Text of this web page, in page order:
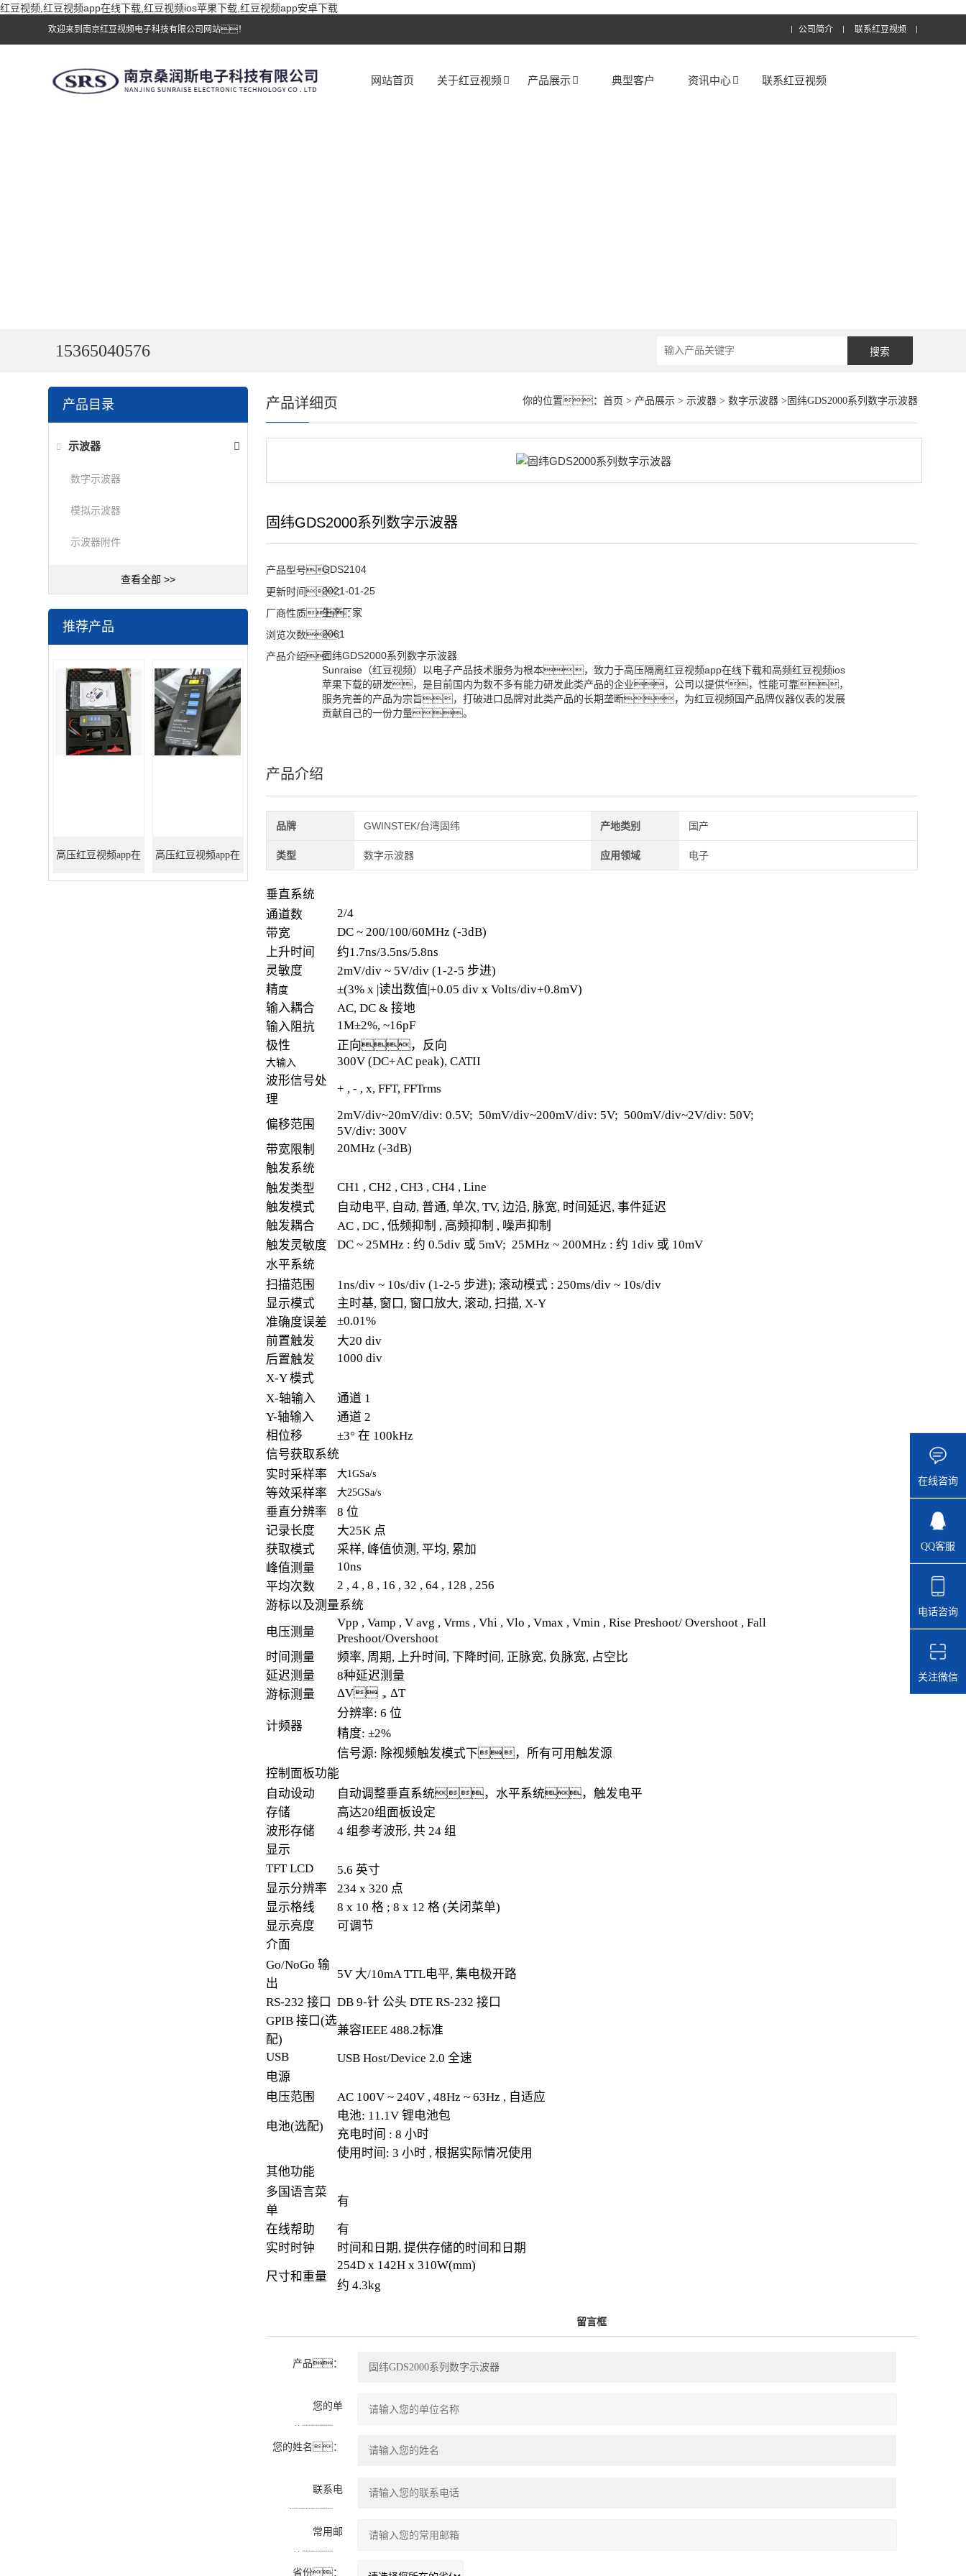
红豆视频,红豆视频app在线下载,红豆视频ios苹果下载,红豆视频app安卓下载
欢迎来到南京红豆视频电子科技有限公司网站！ 公司简介 联系红豆视频
网站首页 关于红豆视频 产品展示 典型客户 资讯中心 联系红豆视频
15365040576
产品目录
示波器
数字示波器
模拟示波器
示波器附件
查看全部 >>
推荐产品
高压红豆视频app在 高压红豆视频app在
你的位置： 首页 > 产品展示> 示波器> 数字示波器>固纬GDS2000系列数字示波器
产品详细页
固纬GDS2000系列数字示波器
产品型号：GDS2104
更新时间：2021-01-25
厂商性质：
生产厂家
浏览次数：
2061
产品介绍：固纬GDS2000系列数字示波器
Sunraise（红豆视频）以电子产品技术服务为根本，致力于高压隔离红豆视频app在线下载和高频红豆视频ios
苹果下载的研发，是目前国内为数不多有能力研发此类产品的企业，公司以提供*，性能可靠，
服务完善的产品为宗旨，打破进口品牌对此类产品的长期垄断，为红豆视频国产品牌仪器仪表的发展
贡献自己的一份力量。
产品介绍
品牌 GWINSTEK/台湾固纬 产地类别 国产
类型 数字示波器 应用领域 电子
垂直系统
通道数
2/4
带宽
DC ~ 200/100/60MHz (-3dB)
上升时间
约1.7ns/3.5ns/5.8ns
灵敏度
2mV/div ~ 5V/div (1-2-5 步进)
精度
±(3% x |读出数值|+0.05 div x Volts/div+0.8mV)
输入耦合
AC, DC & 接地
输入阻抗
1M±2%, ~16pF
极性
正向，反向
大输入
300V (DC+AC peak), CATII
波形信号处
理
+ , - , x, FFT, FFTrms
偏移范围
2mV/div~20mV/div: 0.5V; 50mV/div~200mV/div: 5V; 500mV/div~2V/div: 50V;
5V/div: 300V
带宽限制
20MHz (-3dB)
触发系统
触发类型
CH1 , CH2 , CH3 , CH4 , Line
触发模式
自动电平, 自动, 普通, 单次, TV, 边沿, 脉宽, 时间延迟, 事件延迟
触发耦合
AC , DC , 低频抑制 , 高频抑制 , 噪声抑制
触发灵敏度
DC ~ 25MHz : 约 0.5div 或 5mV; 25MHz ~ 200MHz : 约 1div 或 10mV
水平系统
扫描范围
1ns/div ~ 10s/div (1-2-5 步进); 滚动模式 : 250ms/div ~ 10s/div
显示模式
主时基, 窗口, 窗口放大, 滚动, 扫描, X-Y
准确度误差
±0.01%
前置触发
大20 div
后置触发
1000 div
X-Y 模式
X-轴输入
通道 1
Y-轴输入
通道 2
相位移
±3° 在 100kHz
信号获取系统
实时采样率
大1GSa/s
等效采样率 大25GSa/s
垂直分辨率
8 位
记录长度
大25K 点
获取模式
采样, 峰值侦测, 平均, 累加
峰值测量
10ns
平均次数
2 , 4 , 8 , 16 , 32 , 64 , 128 , 256
游标以及测量系统
电压测量
Vpp , Vamp , V avg , Vrms , Vhi , Vlo , Vmax , Vmin , Rise Preshoot/ Overshoot , Fall
Preshoot/Overshoot
时间测量
频率, 周期, 上升时间, 下降时间, 正脉宽, 负脉宽, 占空比
延迟测量
8种延迟测量
游标测量
ΔV，ΔT
计频器
分辨率: 6 位
精度: ±2%
信号源: 除视频触发模式下，所有可用触发源
控制面板功能
自动设动
自动调整垂直系统，水平系统，触发电平
存储
高达20组面板设定
波形存储
4 组参考波形, 共 24 组
显示
TFT LCD
5.6 英寸
显示分辨率
234 x 320 点
显示格线
8 x 10 格 ; 8 x 12 格 (关闭菜单)
显示亮度
可调节
介面
Go/NoGo 输
出
5V 大/10mA TTL电平, 集电极开路
RS-232 接口 DB 9-针 公头 DTE RS-232 接口
GPIB 接口(选
配)
兼容IEEE 488.2标准
USB
USB Host/Device 2.0 全速
电源
电压范围
AC 100V ~ 240V , 48Hz ~ 63Hz , 自适应
电池(选配)
电池: 11.1V 锂电池包
充电时间 : 8 小时
使用时间: 3 小时 , 根据实际情况使用
其他功能
多国语言菜
单
有
在线帮助
有
实时时钟
时间和日期, 提供存储的时间和日期
尺寸和重量
254D x 142H x 310W(mm)
约 4.3kg
留言框
产品：
您的单
您的姓名：
联系电
常用邮
省份：
在线咨询
QQ客服
电话咨询
关注微信